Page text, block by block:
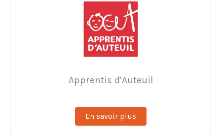
Apprentis d’Auteuil
En savoir plus